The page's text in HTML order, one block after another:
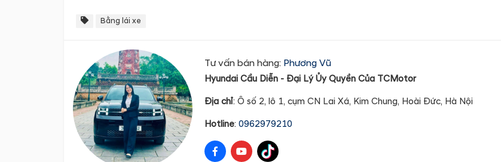
Bằng lái xe
Tư vấn bán hàng: Phương Vũ
Hyundai Cầu Diễn - Đại Lý Ủy Quyền Của TCMotor
Địa chỉ: Ô số 2, lô 1, cụm CN Lai Xá, Kim Chung, Hoài Đức, Hà Nội
Hotline: 0962979210